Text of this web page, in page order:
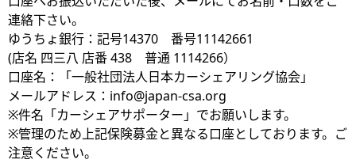
連絡下さい。
ゆうちょ銀行：記号14370 番号11142661
(店名 四三八 店番 438 普通 1114266）
口座名：「一般社団法人日本カーシェアリング協会」
メールアドレス：info@japan-csa.org
※件名「カーシェアサポーター」でお願いします。
※管理のため上記保険募金と異なる口座としております。ご
注意ください。